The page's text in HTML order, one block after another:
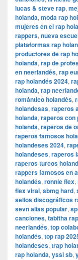
lucas & steve rap,
holanda, moda rap
mujeres en el rap
rappers, nueva
plataformas rap
productores de rap
holanda, rap de
en neerlandés, rap
rap holandés 2024,
holanda, rap
romántico holandés,
holandesas, raperos
holanda, raperos con
holanda, raperos de
raperos famosos
holandeses 2024,
holandeses, raperos
raperos turcos
rappers famosos en
holandés, ronnie flex,
flex viral, sbmg hard,
sellos discográficos
sevn alias popular,
canciones, tabitha rap
neerlandés, top
holandés, top rap
holandeses, trap
rap holanda, yssi sb,